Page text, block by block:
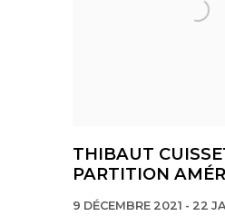
THIBAUT
PARTITION
9 DÉCEMBRE 2021 - 22